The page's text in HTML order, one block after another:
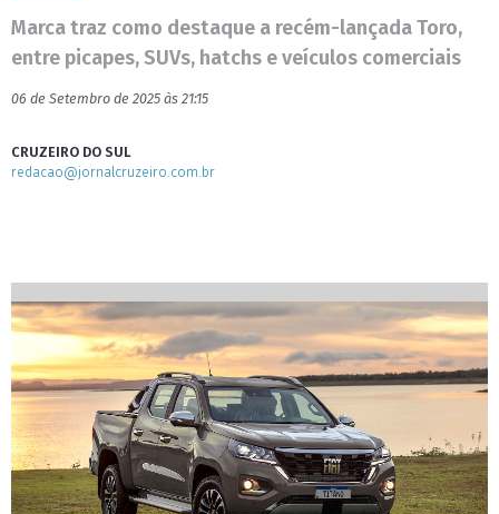
Marca traz como destaque a recém-lançada Toro,
entre picapes, SUVs, hatchs e veículos comerciais
06 de Setembro de 2025 às 21:15
CRUZEIRO DO SUL
redacao@jornalcruzeiro.com.br